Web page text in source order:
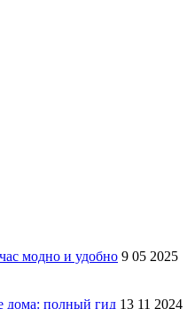
модно и удобно 9 05 2025
дома: полный гид 13 11 2024